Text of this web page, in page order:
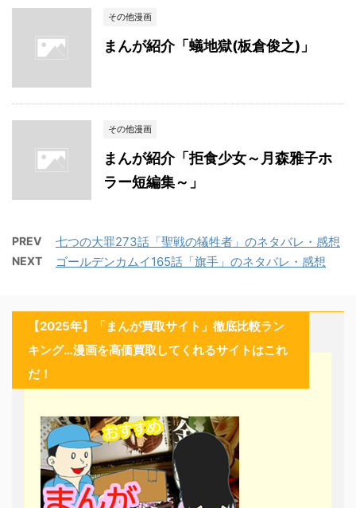
その他漫画
まんが紹介「蟻地獄(板倉俊之)」
その他漫画
まんが紹介「拒食少女～月森雅子ホ
ラー短編集～」
PREV 七つの大罪273話「聖戦の犠牲者」のネタバレ・感想
NEXT ゴールデンカムイ165話「旗手」のネタバレ・感想
【2025年】「まんが買取サイト」徹底比較ラン
キング…漫画を高価買取してくれるサイトはこれ
だ！